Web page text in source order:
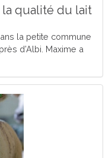
qualité du lait
la petite commune
d’Albi. Maxime a